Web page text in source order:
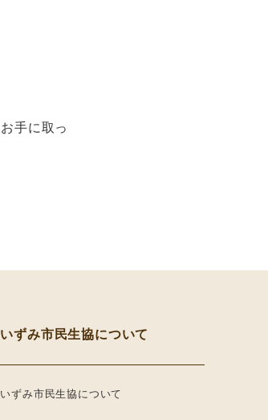
手に取っ
いずみ市民生協について
いずみ市民生協について